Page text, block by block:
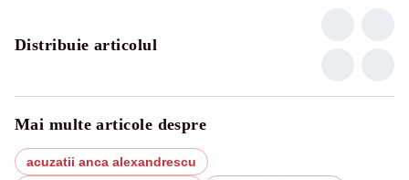
Distribuie articolul
Mai multe articole despre
acuzatii anca alexandrescu